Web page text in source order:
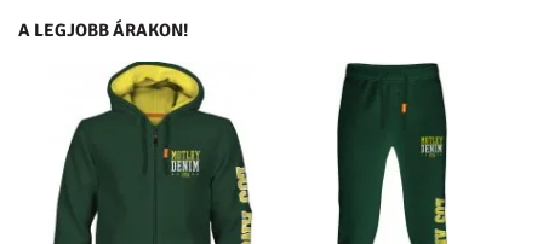
A LEGJOBB ÁRAKON!